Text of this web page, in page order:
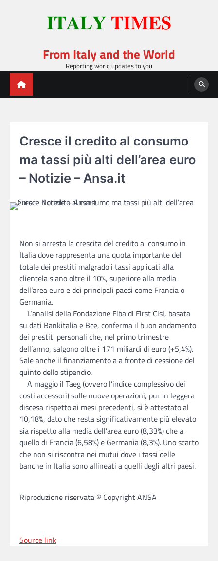
From Italy and the World
Reporting world updates to you
Cresce il credito al consumo
ma tassi più alti dell’area euro
– Notizie – Ansa.it
Non si arresta la crescita del credito al consumo in
Italia dove rappresenta una quota importante del
totale dei prestiti malgrado i tassi applicati alla
clientela siano oltre il 10%, superiore alla media
dell’area euro e dei principali paesi come Francia o
Germania.
L’analisi della Fondazione Fiba di First Cisl, basata
su dati Bankitalia e Bce, conferma il buon andamento
dei prestiti personali che, nel primo trimestre
dell’anno, salgono oltre i 171 miliardi di euro (+5,4%).
Sale anche il finanziamento a a fronte di cessione del
quinto dello stipendio.
A maggio il Taeg (ovvero l’indice complessivo dei
costi accessori) sulle nuove operazioni, pur in leggera
discesa rispetto ai mesi precedenti, si è attestato al
10,18%, dato che resta significativamente più elevato
sia rispetto alla media dell’area euro (8,33%) che a
quello di Francia (6,58%) e Germania (8,3%). Uno scarto
che non si riscontra nei mutui dove i tassi delle
banche in Italia sono allineati a quelli degli altri paesi.
Riproduzione riservata © Copyright ANSA
Source link